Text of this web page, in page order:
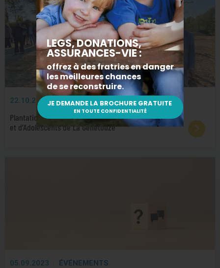
22.10.2025 AU CŒUR DE LA MISSION
Plantation du premier arbre du futur Village d’Enfants
et d’Adolescents de La Genétouze
05.09.2023 ÉVÉNEMENTS